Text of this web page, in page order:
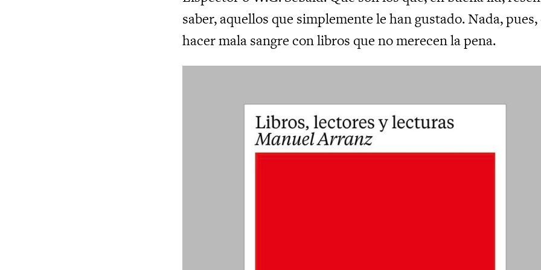
saber, aquellos que simplemente le han gustado. Nada, pues,
hacer mala sangre con libros que no merecen la pena.